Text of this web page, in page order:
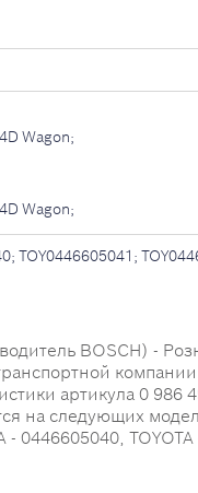
Wagon;
Wagon;
TOY0446605041;
BOSCH) -
артикула 0
на следующих
0446605040,